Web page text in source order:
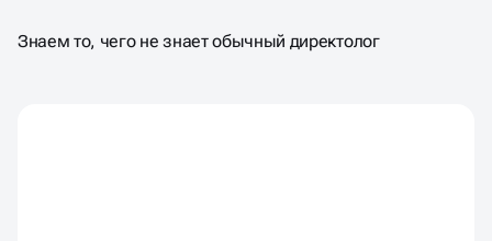
ПОД КЛЮЧ
Знаем то, чего не знает обычный директолог